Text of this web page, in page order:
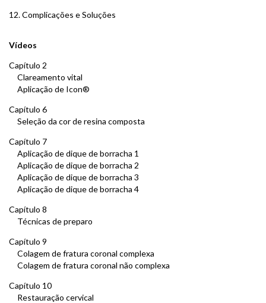
12. Complicações e Soluções
Vídeos
Capítulo 2
Clareamento vital
Aplicação de Icon®
Capítulo 6
Seleção da cor de resina composta
Capítulo 7
Aplicação de dique de borracha 1
Aplicação de dique de borracha 2
Aplicação de dique de borracha 3
Aplicação de dique de borracha 4
Capítulo 8
Técnicas de preparo
Capítulo 9
Colagem de fratura coronal complexa
Colagem de fratura coronal não complexa
Capítulo 10
Restauração cervical